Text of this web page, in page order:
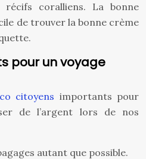
coralliens. La bonne
de trouver la bonne crème
pour un voyage
citoyens importants pour
de l’argent lors de nos
autant que possible.